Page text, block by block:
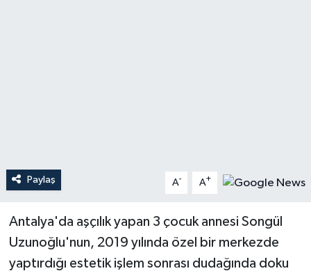
Paylaş A- A+
Antalya'da aşçılık yapan 3 çocuk annesi Songül
Uzunoğlu'nun, 2019 yılında özel bir merkezde
yaptırdığı estetik işlem sonrası dudağında doku